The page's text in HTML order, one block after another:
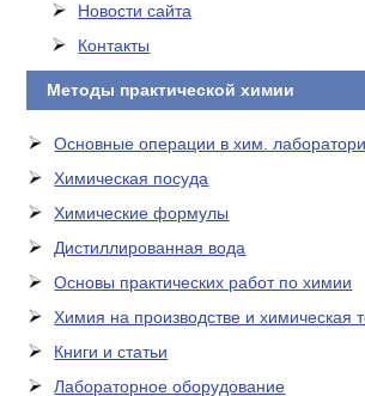
Новости сайта
Контакты
Методы практической химии
Основные операции в хим.
Химическая посуда
Химические формулы
Дистиллированная вода
Основы практических работ по химии
Химия на производстве и химическая
Книги и статьи
Лабораторное оборудование